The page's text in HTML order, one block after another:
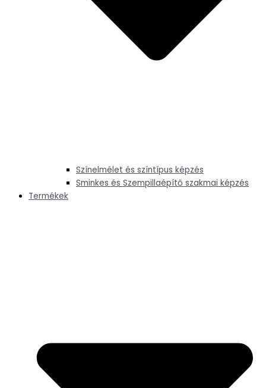
Színelmélet és színtípus képzés
Sminkes és Szempillaépítő szakmai képzés
Termékek